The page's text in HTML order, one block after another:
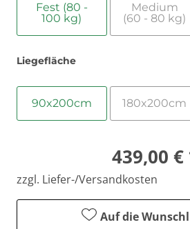
Fest (80 -
100 kg)
Medium
(60 - 80 kg)
Liegefläche
90x200cm 180x200cm
439,00 €
zzgl. Liefer-/Versandkosten
Auf die